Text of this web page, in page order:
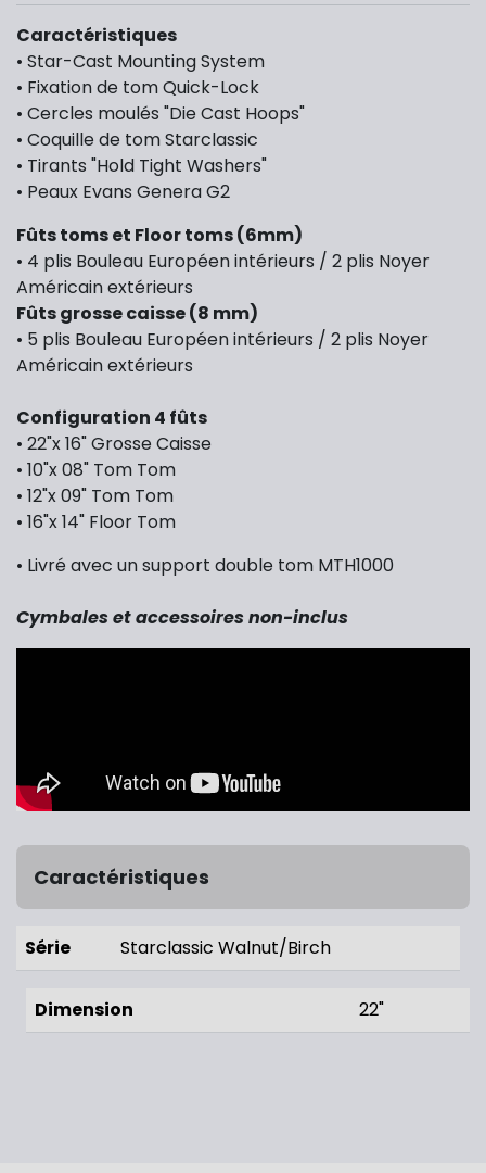
Caractéristiques
• Star-Cast Mounting System
• Fixation de tom Quick-Lock
• Cercles moulés "Die Cast Hoops"
• Coquille de tom Starclassic
• Tirants "Hold Tight Washers"
• Peaux Evans Genera G2
Fûts toms et Floor toms (6mm)
• 4 plis Bouleau Européen intérieurs / 2 plis Noyer
Américain extérieurs
Fûts grosse caisse (8 mm)
• 5 plis Bouleau Européen intérieurs / 2 plis Noyer
Américain extérieurs
Configuration 4 fûts
• 22"x 16" Grosse Caisse
• 10"x 08" Tom Tom
• 12"x 09" Tom Tom
• 16"x 14" Floor Tom
• Livré avec un support double tom MTH1000
Cymbales et accessoires non-inclus
Caractéristiques
Série Starclassic Walnut/Birch
Dimension 22"